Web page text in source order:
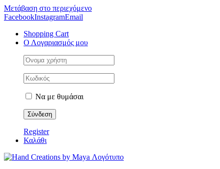
Μετάβαση στο περιεχόμενο
FacebookInstagramEmail
Shopping Cart
Ο Λογαριασμός μου
Να με θυμάσαι
Register
Καλάθι